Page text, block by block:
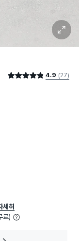
확대 보기
별점 4.9점 4.9 (27)
세히
료)